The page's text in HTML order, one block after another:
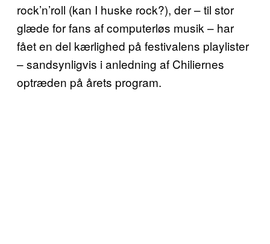
rock’n’roll (kan I huske rock?), der – til stor
glæde for fans af computerløs musik – har
fået en del kærlighed på festivalens playlister
– sandsynligvis i anledning af Chiliernes
optræden på årets program.